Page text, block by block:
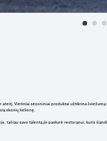
Vietiniai sezoniniai produktai užtikrina
skonių kelionę.
tačiau savo talentą jis paskyrė restoranui, kuris